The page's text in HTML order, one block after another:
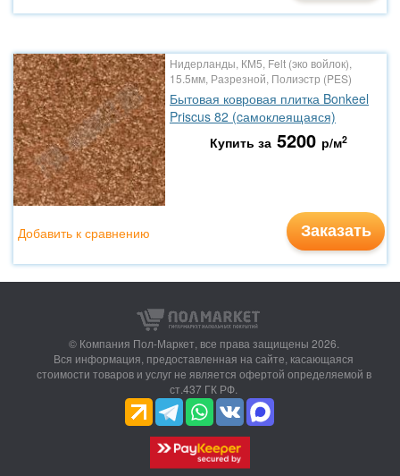
Нидерланды, КМ5, Felt (эко войлок),
15.5мм, Разрезной, Полиэстр (PES)
Бытовая ковровая плитка Bonkeel
Priscus 82 (cамоклеящаяся)
Купить за 5200 р/м2
Заказать
Добавить к сравнению
© Компания Пол-Маркет, все права защищены 2026.
Вся информация, предоставленная на сайте, касающаяся
стоимости товаров и услуг не является офертой определяемой в
ст.437 ГК РФ.